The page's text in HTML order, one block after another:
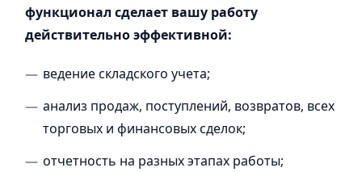
функционал сделает вашу работу
действительно эффективной:
ведение складского учета;
анализ продаж, поступлений, возвратов, всех
торговых и финансовых сделок;
отчетность на разных этапах работы;